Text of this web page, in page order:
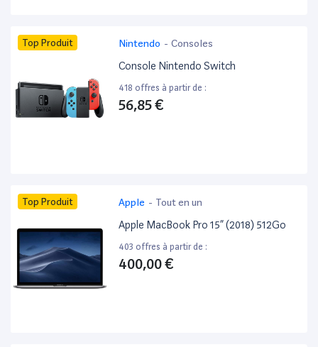
Top Produit Nintendo - Consoles
Console Nintendo Switch
418 offres à partir de :
56,85 €
Top Produit Apple - Tout en un
Apple MacBook Pro 15” (2018) 512Go
403 offres à partir de :
400,00 €